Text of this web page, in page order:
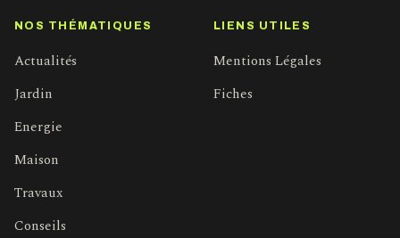
NOS THÉMATIQUES
Actualités
Jardin
Energie
Maison
Travaux
Conseils
LIENS UTILES
Mentions Légales
Fiches